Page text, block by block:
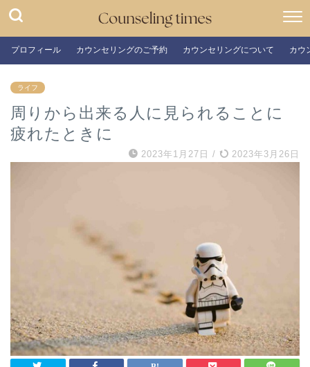
プロフィール カウンセリングのご予約 カウンセリングについて カウ
ライフ
周りから出来る人に見られることに
疲れたときに
2023年1月27日 / 2023年3月26日